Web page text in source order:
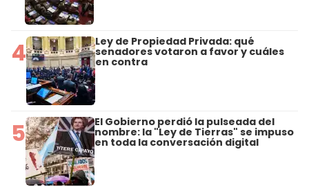
4 Ley de Propiedad Privada: qué
senadores votaron a favor y cuáles
en contra
5 El Gobierno perdió la pulseada del
nombre: la "Ley de Tierras" se impuso
en toda la conversación digital